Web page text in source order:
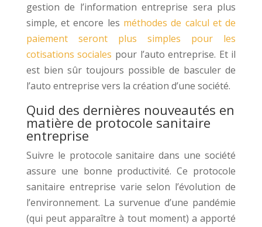
gestion de l’information entreprise sera plus
simple, et encore les méthodes de calcul et de
paiement seront plus simples pour les
cotisations sociales pour l’auto entreprise. Et il
est bien sûr toujours possible de basculer de
l’auto entreprise vers la création d’une société.
Quid des dernières nouveautés en
matière de protocole sanitaire
entreprise
Suivre le protocole sanitaire dans une société
assure une bonne productivité. Ce protocole
sanitaire entreprise varie selon l’évolution de
l’environnement. La survenue d’une pandémie
(qui peut apparaître à tout moment) a apporté